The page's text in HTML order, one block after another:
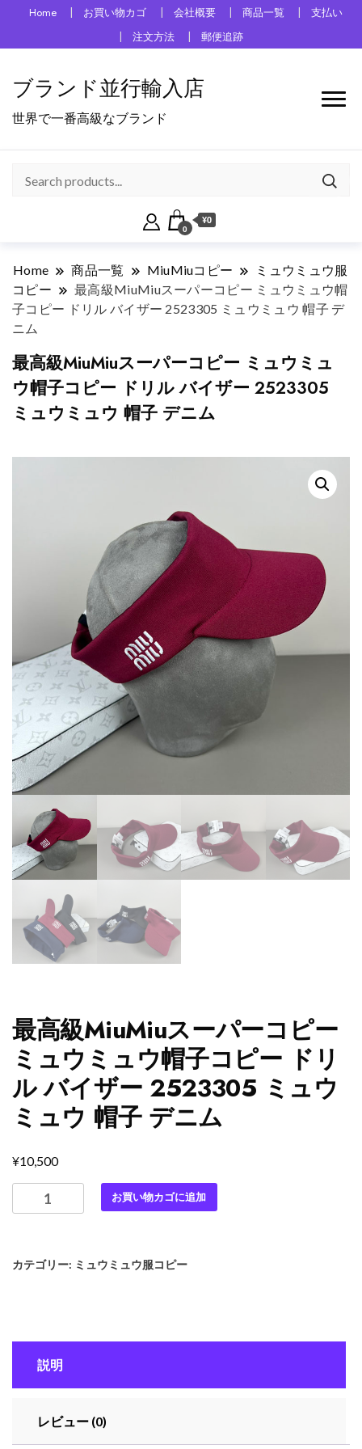
Home お買い物カゴ 会社概要 商品一覧
支払い
注文方法
郵便追跡
ブランド並行輸入店
世界で一番高級なブランド
0
¥0
Home 商品一覧 MiuMiuコピー
ミュウミュウ服
コピー
最高級MiuMiuスーパーコピー ミュウミュウ帽
子コピー ドリル バイザー 2523305 ミュウミュウ 帽子 デ
ニム
最高級MiuMiuスーパーコピー ミュウミュ
ウ帽子コピー ドリル バイザー 2523305
ミュウミュウ 帽子 デニム
最高級MiuMiuスーパーコピー
ミュウミュウ帽子コピー ドリ
ル バイザー 2523305 ミュウ
ミュウ 帽子 デニム
¥10,500
高
ス
ー
ウ
お買い物カゴに追加
カテゴリー: ミュウミュウ服コピー
説明
レビュー (0)